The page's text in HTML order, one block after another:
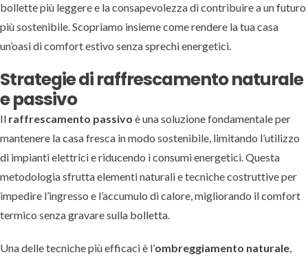
bollette più leggere e la consapevolezza di contribuire a un futuro
più sostenibile. Scopriamo insieme come rendere la tua casa
un’oasi di comfort estivo senza sprechi energetici.
Strategie di raffrescamento naturale
e passivo
Il raffrescamento passivo è una soluzione fondamentale per
mantenere la casa fresca in modo sostenibile, limitando l’utilizzo
di impianti elettrici e riducendo i consumi energetici. Questa
metodologia sfrutta elementi naturali e tecniche costruttive per
impedire l’ingresso e l’accumulo di calore, migliorando il comfort
termico senza gravare sulla bolletta.
Una delle tecniche più efficaci è l’ombreggiamento naturale,